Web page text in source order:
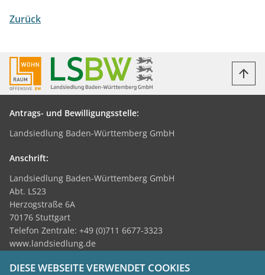
DIESE WEBSEITE VERWENDET COOKIES
Zurück
Antrags- und Bewilligungsstelle:
Landsiedlung Baden-Württemberg GmbH
Anschrift:
Landsiedlung Baden-Württemberg GmbH
Abt. LS23
Herzogstraße 6A
70176 Stuttgart
Telefon Zentrale: +49 (0)711 6677-3323
www.landsiedlung.de
Themen: